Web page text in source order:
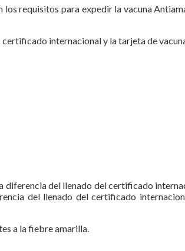
los requisitos para expedir la vacuna
internacional y la tarjeta de
diferencia del llenado del certificado
del llenado del certificado
a la fiebre amarilla.